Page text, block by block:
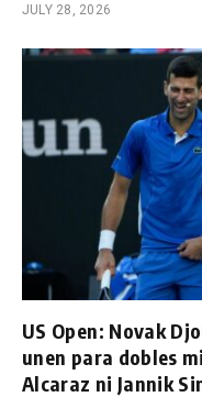
JULY 28, 2026
US Open: Novak
unen para dobles
Alcaraz ni Jannik